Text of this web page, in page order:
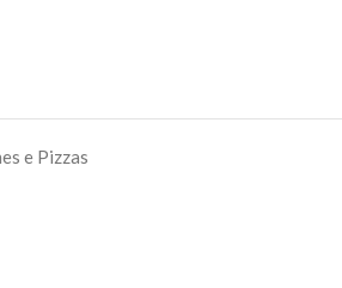
e Pizzas